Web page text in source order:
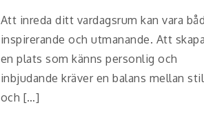
Att inreda ditt vardagsrum kan vara
inspirerande och utmanande. Att skapa
en plats som känns personlig och
inbjudande kräver en balans mellan stil
och […]